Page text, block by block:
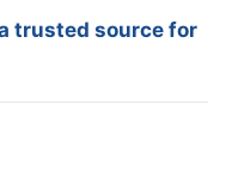
trusted source for